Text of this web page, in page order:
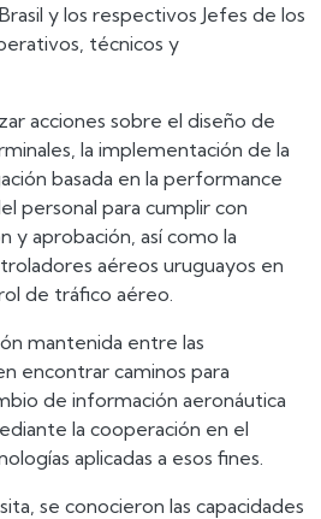
y los respectivos Jefes de los
técnicos y
acciones sobre el diseño de
la implementación de la
basada en la performance
personal para cumplir con
y aprobación, así como la
aéreos uruguayos en
de tráfico aéreo.
mantenida entre las
encontrar caminos para
de información aeronáutica
la cooperación en el
aplicadas a esos fines.
se conocieron las capacidades